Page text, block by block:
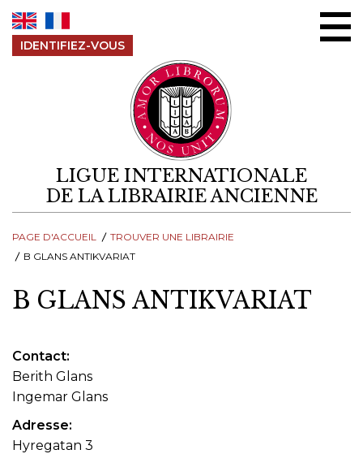
IDENTIFIEZ-VOUS
LIGUE INTERNATIONALE
DE LA LIBRAIRIE ANCIENNE
PAGE D'ACCUEIL
TROUVER UNE LIBRAIRIE
B GLANS ANTIKVARIAT
B GLANS ANTIKVARIAT
Contact
Berith Glans
Ingemar Glans
Adresse
Hyregatan 3